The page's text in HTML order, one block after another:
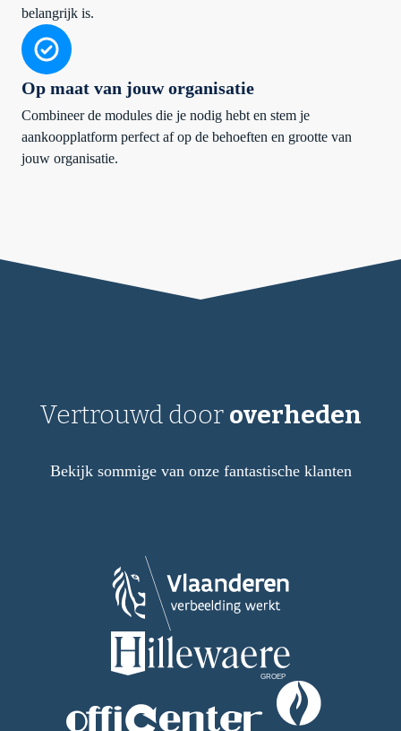
belangrijk is.
Op maat van jouw organisatie
Combineer de modules die je nodig hebt en stem je
aankoopplatform perfect af op de behoeften en grootte van
jouw organisatie.
Vertrouwd door overheden
Bekijk sommige van onze fantastische klanten